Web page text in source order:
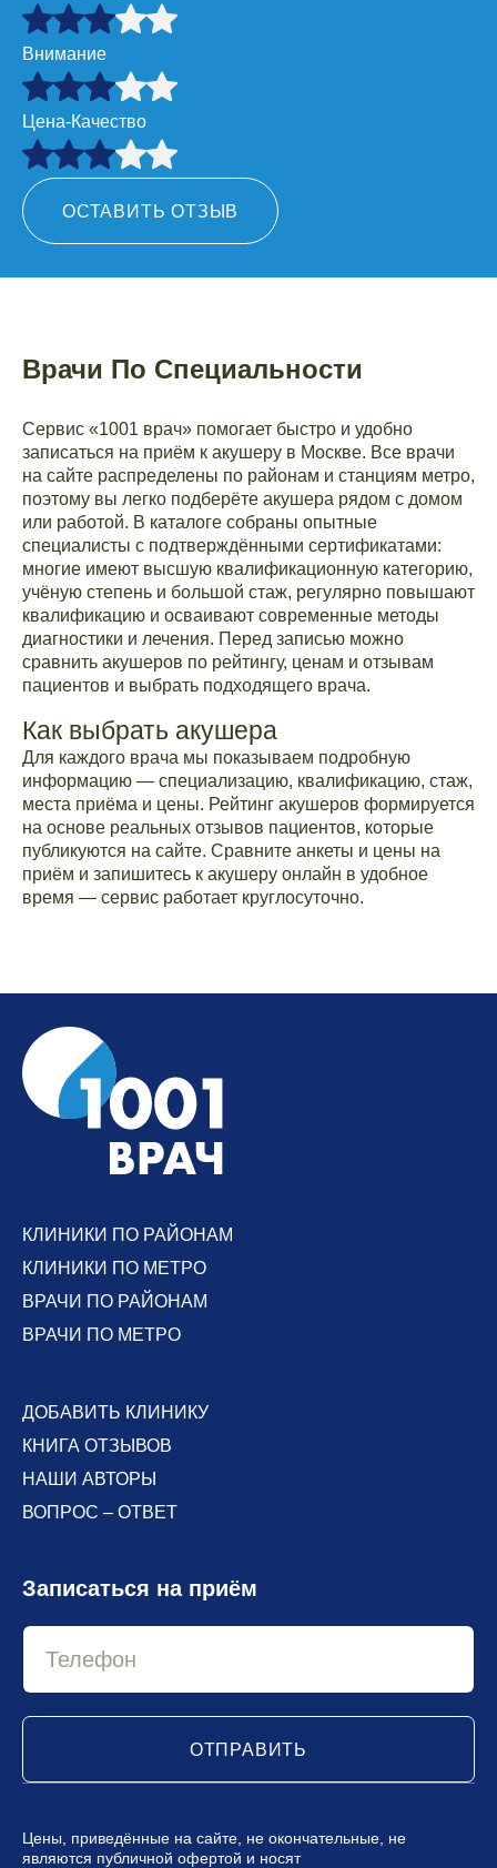
Внимание
Цена-Качество
ОСТАВИТЬ ОТЗЫВ
Врачи По Специальности
Сервис «1001 врач» помогает быстро и удобно
записаться на приём к акушеру в Москве. Все врачи
на сайте распределены по районам и станциям метро,
поэтому вы легко подберёте акушера рядом с домом
или работой. В каталоге собраны опытные
специалисты с подтверждёнными сертификатами:
многие имеют высшую квалификационную категорию,
учёную степень и большой стаж, регулярно повышают
квалификацию и осваивают современные методы
диагностики и лечения. Перед записью можно
сравнить акушеров по рейтингу, ценам и отзывам
пациентов и выбрать подходящего врача.
Как выбрать акушера
Для каждого врача мы показываем подробную
информацию — специализацию, квалификацию, стаж,
места приёма и цены. Рейтинг акушеров формируется
на основе реальных отзывов пациентов, которые
публикуются на сайте. Сравните анкеты и цены на
приём и запишитесь к акушеру онлайн в удобное
время — сервис работает круглосуточно.
КЛИНИКИ ПО РАЙОНАМ
КЛИНИКИ ПО МЕТРО
ВРАЧИ ПО РАЙОНАМ
ВРАЧИ ПО МЕТРО
ДОБАВИТЬ КЛИНИКУ
КНИГА ОТЗЫВОВ
НАШИ АВТОРЫ
ВОПРОС – ОТВЕТ
Записаться на приём
ОТПРАВИТЬ
Цены, приведённые на сайте, не окончательные, не
являются публичной офертой и носят